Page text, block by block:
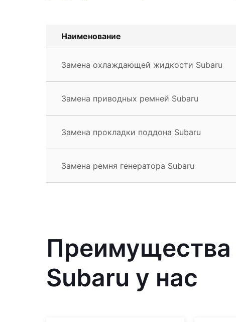
Наименование
Замена охлаждающей жидкости Subaru
Замена приводных ремней Subaru
Замена прокладки поддона Subaru
Замена ремня генератора Subaru
Преимущества
Subaru у нас